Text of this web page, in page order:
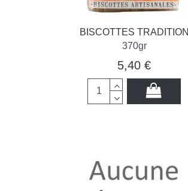
BISCOTTES TRADITION
370gr
5,40 €